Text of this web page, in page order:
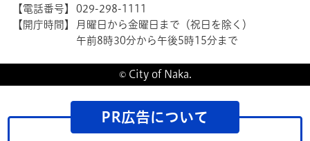
【電話番号】
029-298-1111
【開庁時間】
月曜日から金曜日まで（祝日を除く）
午前8時30分から午後5時15分まで
© City of Naka.
PR広告について